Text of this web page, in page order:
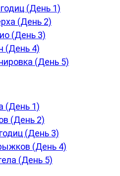
(День 1)
(День 2)
(День 3)
(День 4)
(День 5)
(День 1)
(День 2)
(День 3)
(День 4)
(День 5)